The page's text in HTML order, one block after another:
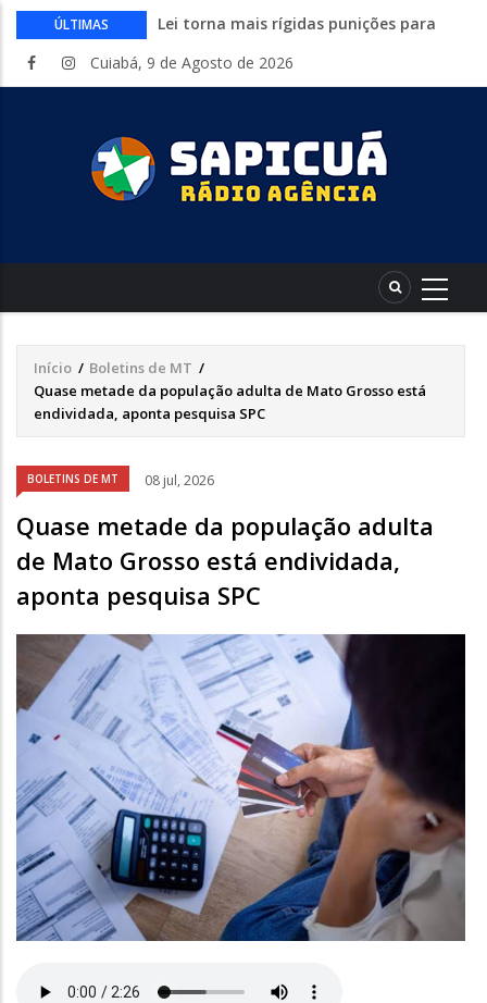
ÚLTIMAS
Lei torna mais rígidas punições para
CAIXA e iFood facilitam financiamento
Circuito Fazenda Rosa estreia na
Exposul com imersão de mulheres nas
atividades do agronegócio
Começa nesta sexta-feira em Cuiabá o
shows nacionais
Cuiabá, 9 de Agosto de 2026
Trilha
de
Início / Boletins de MT /
Quase metade da população adulta de Mato Grosso está
endividada, aponta pesquisa SPC
BOLETINS DE MT 08 jul, 2026
Quase metade da população adulta
de Mato Grosso está endividada,
aponta pesquisa SPC
Áudio